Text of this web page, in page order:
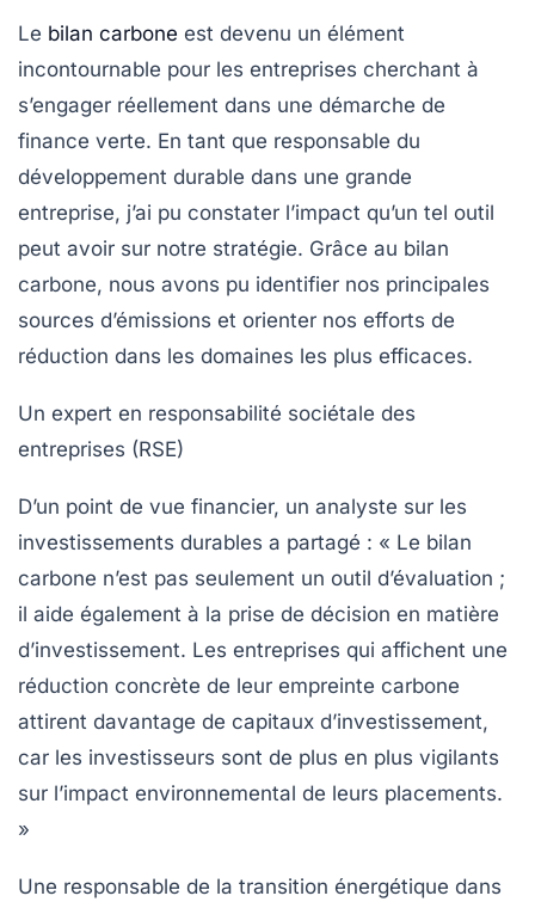
Le bilan carbone est devenu un élément
incontournable pour les entreprises cherchant à
s’engager réellement dans une démarche de
finance verte. En tant que responsable du
développement durable dans une grande
entreprise, j’ai pu constater l’impact qu’un tel outil
peut avoir sur notre stratégie. Grâce au bilan
carbone, nous avons pu identifier nos principales
sources d’émissions et orienter nos efforts de
réduction dans les domaines les plus efficaces.
Un expert en responsabilité sociétale des
entreprises (RSE)
D’un point de vue financier, un analyste sur les
investissements durables a partagé : « Le bilan
carbone n’est pas seulement un outil d’évaluation ;
il aide également à la prise de décision en matière
d’investissement. Les entreprises qui affichent une
réduction concrète de leur empreinte carbone
attirent davantage de capitaux d’investissement,
car les investisseurs sont de plus en plus vigilants
sur l’impact environnemental de leurs placements.
»
Une responsable de la transition énergétique dans